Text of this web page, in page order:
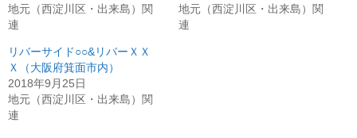
地元（西淀川区・出来島）関
連
地元（西淀川区・出来島）関
連
リバーサイド○○&リバーＸＸ
Ｘ（大阪府箕面市内）
2018年9月25日
地元（西淀川区・出来島）関
連